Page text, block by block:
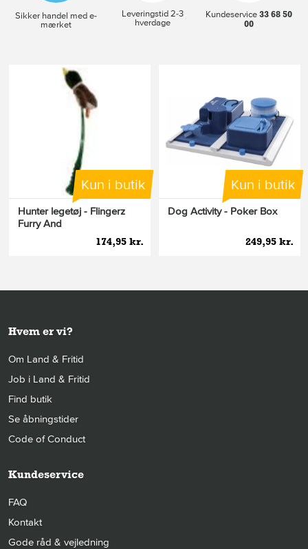
Sikker handel med e-
mærket
Leveringstid 2-3
hverdage
Kundeservice33 68 50
00
Kun i butik
Hunter legetøj - Flingerz
Furry And
174,95 kr.
Kun i butik
Dog Activity - Poker Box
249,95 kr.
Hvem er vi?
Om Land & Fritid
Job i Land & Fritid
Find butik
Se åbningstider
Code of Conduct
Kundeservice
FAQ
Kontakt
Gode råd & vejledning